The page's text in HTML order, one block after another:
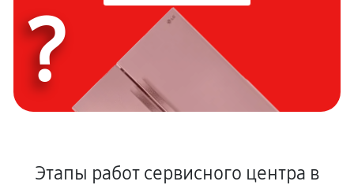
?
Этапы работ сервисного центра в